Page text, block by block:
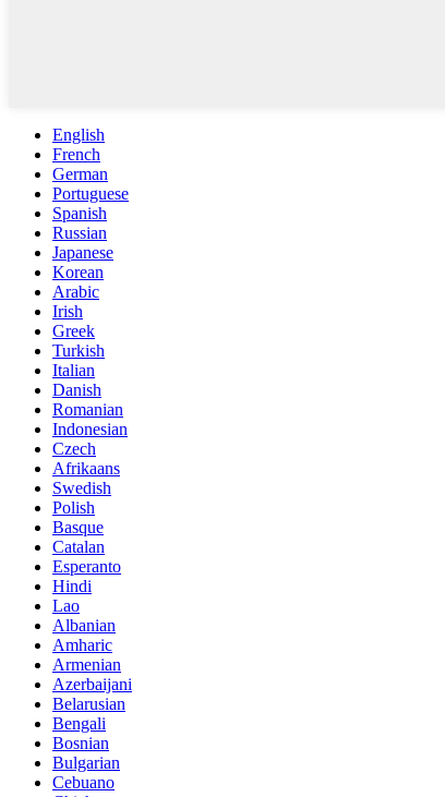
English
French
German
Portuguese
Spanish
Russian
Japanese
Korean
Arabic
Irish
Greek
Turkish
Italian
Danish
Romanian
Indonesian
Czech
Afrikaans
Swedish
Polish
Basque
Catalan
Esperanto
Hindi
Lao
Albanian
Amharic
Armenian
Azerbaijani
Belarusian
Bengali
Bosnian
Bulgarian
Cebuano